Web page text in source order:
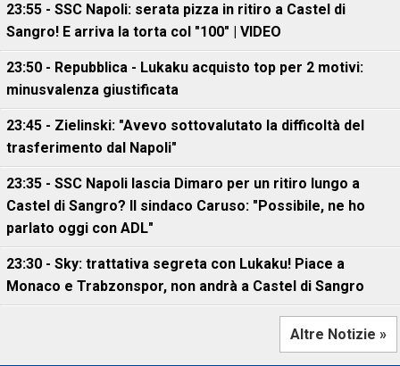
23:55 - SSC Napoli: serata pizza in ritiro a Castel di
Sangro! E arriva la torta col "100" | VIDEO
23:50 - Repubblica - Lukaku acquisto top per 2 motivi:
minusvalenza giustificata
23:45 - Zielinski: "Avevo sottovalutato la difficoltà del
trasferimento dal Napoli"
23:35 - SSC Napoli lascia Dimaro per un ritiro lungo a
Castel di Sangro? Il sindaco Caruso: "Possibile, ne ho
parlato oggi con ADL"
23:30 - Sky: trattativa segreta con Lukaku! Piace a
Monaco e Trabzonspor, non andrà a Castel di Sangro
Altre Notizie »